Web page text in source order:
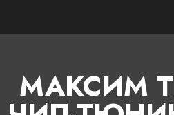
МАКСИМ